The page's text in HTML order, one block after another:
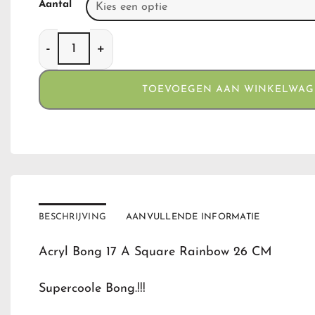
Aantal
Acryl Bong 17 A Square Rainbow 26 CM aantal
TOEVOEGEN AAN
BESCHRIJVING AANVULLENDE INFORMATIE
Acryl Bong 17 A Square Rainbow 26 CM
Supercoole Bong.!!!